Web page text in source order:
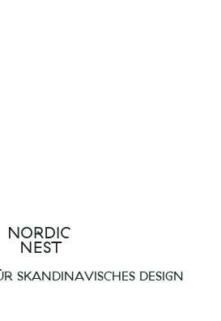
SKANDINAVISCHES DESIGN